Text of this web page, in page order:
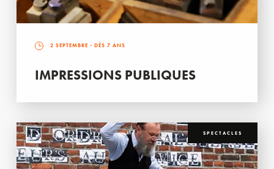
2 SEPTEMBRE - DÈS 7 ANS
IMPRESSIONS PUBLIQUES
SPECTACLES